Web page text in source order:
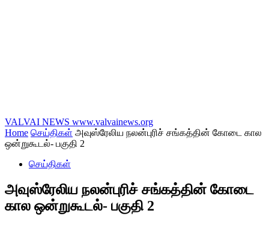
VALVAI NEWS www.valvainews.org
Home செய்திகள் அவுஸ்ரேலிய நலன்புரிச் சங்கத்தின் கோடை கால
ஒன்றுகூடல்- பகுதி 2
செய்திகள்
அவுஸ்ரேலிய நலன்புரிச் சங்கத்தின் கோடை
கால ஒன்றுகூடல்- பகுதி 2